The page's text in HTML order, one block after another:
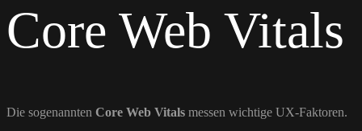
Core Web Vitals
Die sogenannten Core Web Vitals messen wichtige UX-Faktoren.